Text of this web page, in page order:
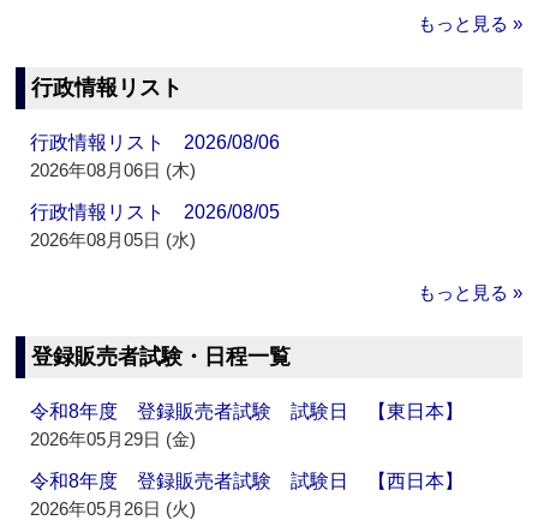
もっと見る »
行政情報リスト
行政情報リスト 2026/08/06
2026年08月06日 (木)
行政情報リスト 2026/08/05
2026年08月05日 (水)
もっと見る »
登録販売者試験・日程一覧
令和8年度 登録販売者試験 試験日 【東日本】
2026年05月29日 (金)
令和8年度 登録販売者試験 試験日 【西日本】
2026年05月26日 (火)